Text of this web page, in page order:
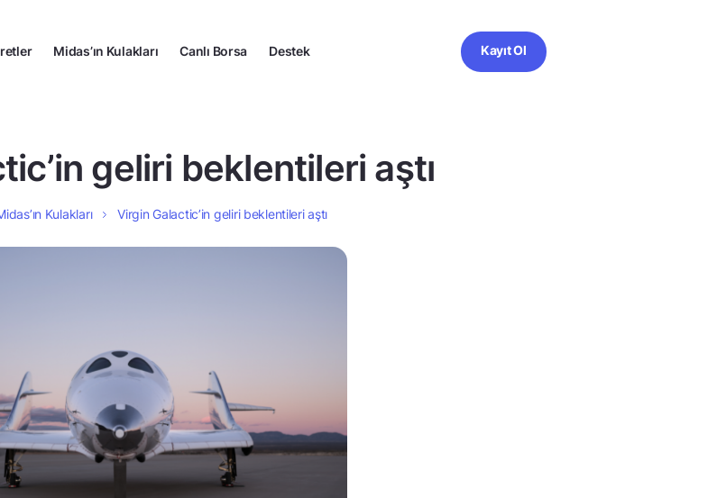
Midas’ın Kulakları Canlı Borsa Destek Kayıt Ol
geliri beklentileri aştı
Kulakları Virgin Galactic’in geliri beklentileri aştı